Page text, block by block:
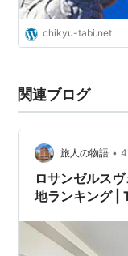
chikyu-tabi.net
関連ブログ
旅人の物語 •
ロサンゼルス
地ランキング |